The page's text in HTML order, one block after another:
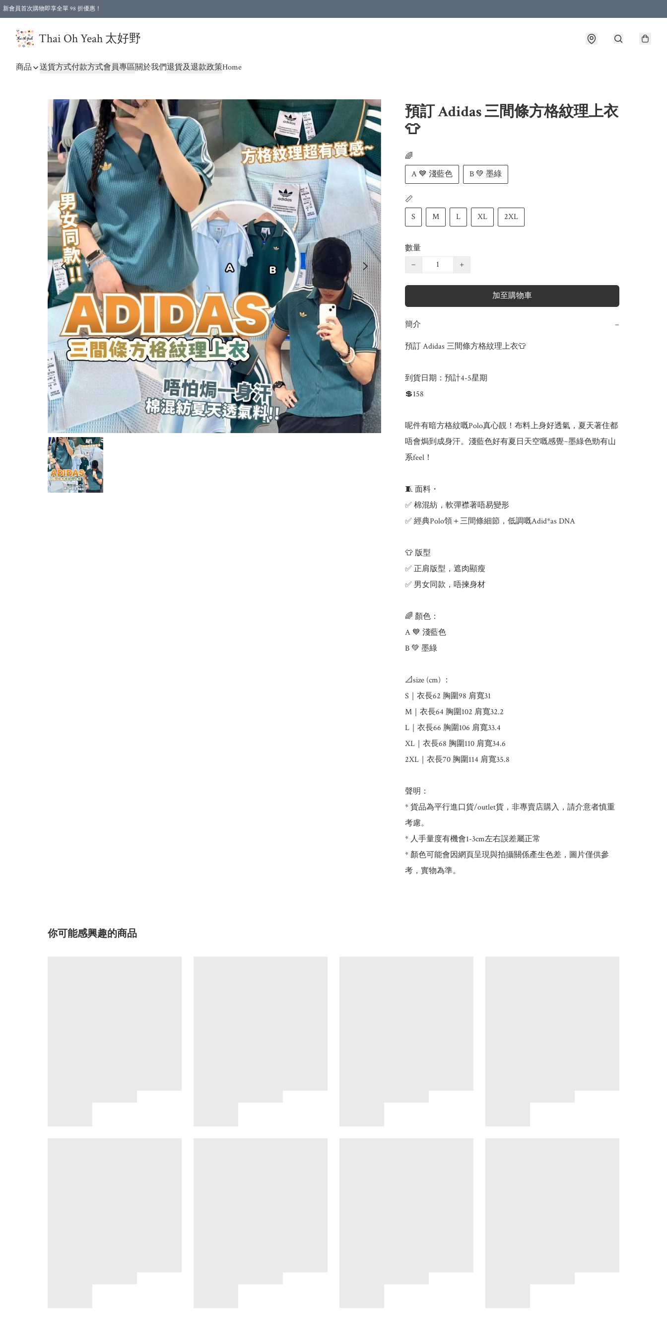
新會員首次購物即享全單 98 折優惠！
Thai Oh Yeah 太好野
商品 送貨方式付款方式會員專區關於我們退貨及退款政策Home
預訂 Adidas 三間條方格紋理上衣
👕
🌈
A 💙 淺藍色
B 💚 墨綠
📏
S
M L XL 2XL
數量
−
+
加至購物車
簡介 −
預訂 Adidas 三間條方格紋理上衣👕
到貨日期：預計4-5星期
💲158
呢件有暗方格紋嘅Polo真心靚！布料上身好透氣，夏天著住都
唔會焗到成身汗。淺藍色好有夏日天空嘅感覺~墨綠色勁有山
系feel！
🧵 面料・
✅ 棉混紡，軟彈襟著唔易變形
✅ 經典Polo領＋三間條細節，低調嘅Adid*as DNA
👕 版型
✅ 正肩版型，遮肉顯瘦
✅ 男女同款，唔揀身材
🌈 顏色：
A 💙 淺藍色
B 💚 墨綠
📐size (cm) ：
S｜衣長62 胸圍98 肩寬31
M｜衣長64 胸圍102 肩寬32.2
L｜衣長66 胸圍106 肩寬33.4
XL｜衣長68 胸圍110 肩寬34.6
2XL｜衣長70 胸圍114 肩寬35.8
聲明：
* 貨品為平行進口貨/outlet貨，非專賣店購入，請介意者慎重
考慮。
* 人手量度有機會1-3cm左右誤差屬正常
* 顏色可能會因網頁呈現與拍攝關係產生色差，圖片僅供參
考，實物為準。
你可能感興趣的商品